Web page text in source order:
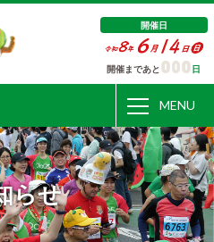
開催日
開催まであと 日
MENU
らせ